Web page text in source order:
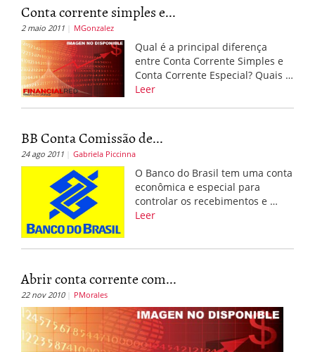
Conta corrente simples e...
2 maio 2011 MGonzalez
Qual é a principal diferença
entre Conta Corrente Simples e
Conta Corrente Especial? Quais …
Leer
BB Conta Comissão de...
24 ago 2011 Gabriela Piccinna
O Banco do Brasil tem uma conta
econômica e especial para
controlar os recebimentos e …
Leer
Abrir conta corrente com...
22 nov 2010 PMorales